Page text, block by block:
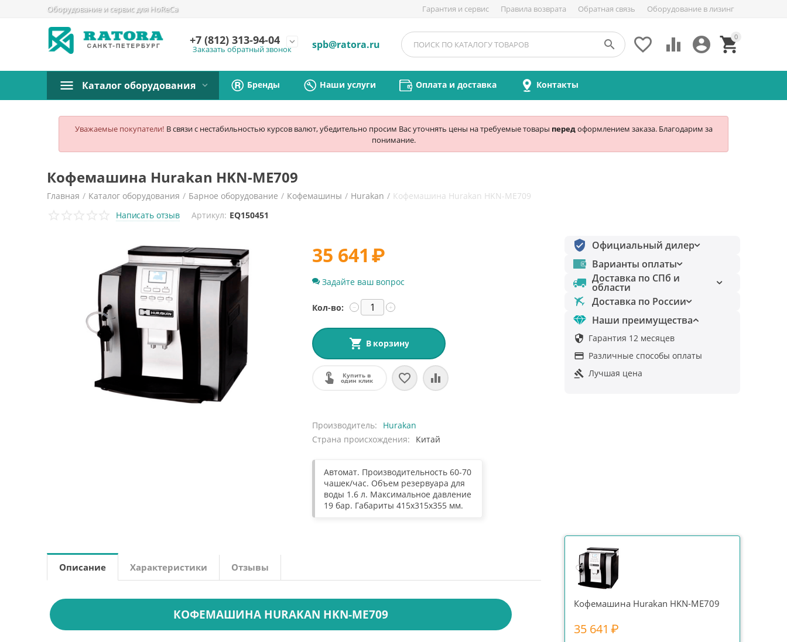
Оборудование и сервис для HoReCa Гарантия и сервис Правила возврата Обратная связь Оборудование в лизинг
+7 (812) 313-94-04 expand_more
Заказать обратный звонок spb@ratora.ru
0


 

Каталог оборудования Бренды Наши услуги Оплата и доставка Контакты
Уважаемые покупатели! В связи с нестабильностью курсов валют, убедительно просим Вас уточнять цены на требуемые товары передоформлением заказа. Благодарим за
понимание.
Кофемашина Hurakan HKN-ME709
Главная / Каталог оборудования / Барное оборудование / Кофемашины / Hurakan / Кофемашина Hurakan HKN-ME709
Написать отзыв
Артикул: EQ150451
35 641₽
Задайте ваш вопрос
Кол-во: +
−
В корзину
Купить в
один клик
Производитель
Hurakan
Страна происхождения
Китай
Автомат. Производительность 60-70
чашек/час. Объем резервуара для
воды 1.6 л. Максимальное давление
19 бар. Габариты 415x315x355 мм.
Официальный дилер
Варианты оплаты
Доставка по СПб и
области
Доставка по России
Наши преимущества
 Гарантия 12 месяцев
 Различные способы оплаты
 Лучшая цена
Кофемашина Hurakan HKN-ME709
35 641 ₽
Описание Характеристики Отзывы
КОФЕМАШИНА HURAKAN HKN-ME709